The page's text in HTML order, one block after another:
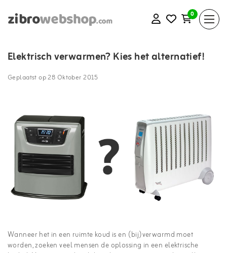
0
Elektrisch verwarmen? Kies het alternatief!
Geplaatst op28 Oktober 2015
Wanneer het in een ruimte koud is en (bij)verwarmd moet
worden, zoeken veel mensen de oplossing in een elektrische